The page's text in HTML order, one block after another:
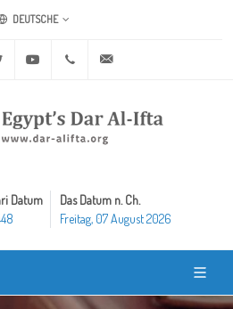
DEUTSCHE
Twitter Youtube +20 2 25970400
Datum
Das Datum n. Ch.
Freitag, 07 August 2026